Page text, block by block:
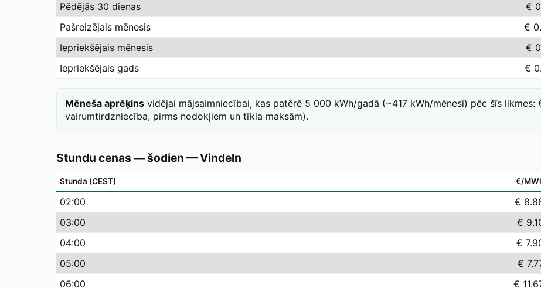
Pēdējās 30 dienas
€
Pašreizējais mēnesis
€
Iepriekšējais mēnesis
€
Iepriekšējais gads
€
Mēneša aprēķins vidējai mājsaimniecībai, kas patērē 5 000 kWh/gadā (~417 kWh/mēnesī) pēc šīs
vairumtirdzniecība, pirms nodokļiem un tīkla maksām).
Stundu cenas — šodien —Vindeln
Stunda (CEST) €/
02:00 €
03:00 €
04:00 €
05:00 €
06:00 €